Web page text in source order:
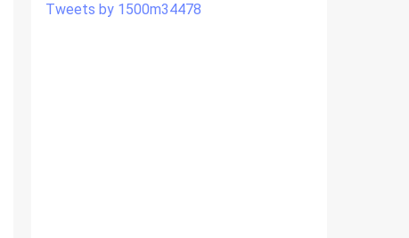
Tweets by 1500m34478